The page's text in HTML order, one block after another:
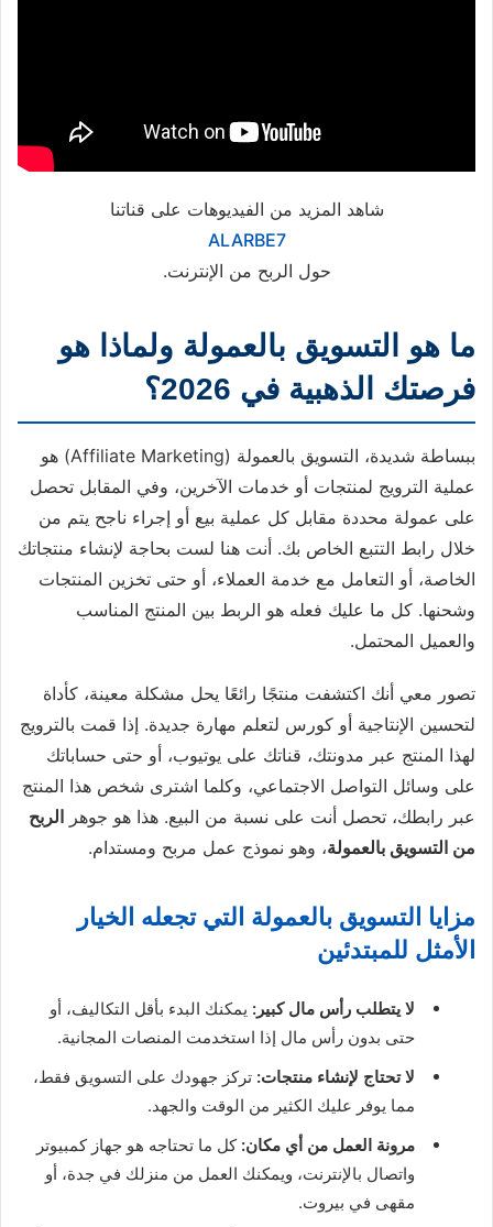
شاهد المزيد من الفيديوهات على قناتنا
ALARBE7
حول الربح من الإنترنت.
ما هو التسويق بالعمولة ولماذا هو
فرصتك الذهبية في 2026؟
ببساطة شديدة، التسويق بالعمولة (Affiliate Marketing) هو
عملية الترويج لمنتجات أو خدمات الآخرين، وفي المقابل تحصل
على عمولة محددة مقابل كل عملية بيع أو إجراء ناجح يتم من
خلال رابط التتبع الخاص بك. أنت هنا لست بحاجة لإنشاء منتجاتك
الخاصة، أو التعامل مع خدمة العملاء، أو حتى تخزين المنتجات
وشحنها. كل ما عليك فعله هو الربط بين المنتج المناسب
والعميل المحتمل.
تصور معي أنك اكتشفت منتجًا رائعًا يحل مشكلة معينة، كأداة
لتحسين الإنتاجية أو كورس لتعلم مهارة جديدة. إذا قمت بالترويج
لهذا المنتج عبر مدونتك، قناتك على يوتيوب، أو حتى حساباتك
على وسائل التواصل الاجتماعي، وكلما اشترى شخص هذا المنتج
عبر رابطك، تحصل أنت على نسبة من البيع. هذا هو جوهر الربح
من التسويق بالعمولة، وهو نموذج عمل مربح ومستدام.
مزايا التسويق بالعمولة التي تجعله الخيار
الأمثل للمبتدئين
لا يتطلب رأس مال كبير: يمكنك البدء بأقل التكاليف، أو
حتى بدون رأس مال إذا استخدمت المنصات المجانية.
لا تحتاج لإنشاء منتجات: تركز جهودك على التسويق فقط،
مما يوفر عليك الكثير من الوقت والجهد.
مرونة العمل من أي مكان: كل ما تحتاجه هو جهاز كمبيوتر
واتصال بالإنترنت، ويمكنك العمل من منزلك في جدة، أو
مقهى في بيروت.